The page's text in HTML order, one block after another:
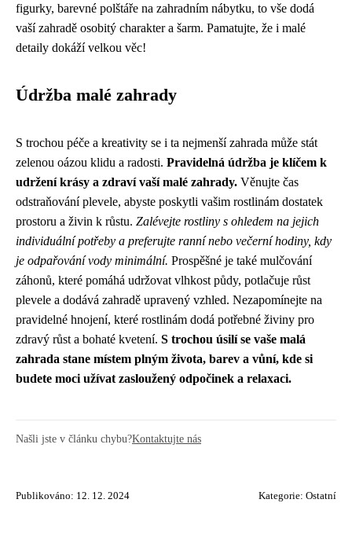
figurky, barevné polštáře na zahradním nábytku, to vše dodá
vaší zahradě osobitý charakter a šarm. Pamatujte, že i malé
detaily dokáží velkou věc!
Údržba malé zahrady
S trochou péče a kreativity se i ta nejmenší zahrada může stát
zelenou oázou klidu a radosti. Pravidelná údržba je klíčem k
udržení krásy a zdraví vaší malé zahrady. Věnujte čas
odstraňování plevele, abyste poskytli vašim rostlinám dostatek
prostoru a živin k růstu. Zalévejte rostliny s ohledem na jejich
individuální potřeby a preferujte ranní nebo večerní hodiny, kdy
je odpařování vody minimální. Prospěšné je také mulčování
záhonů, které pomáhá udržovat vlhkost půdy, potlačuje růst
plevele a dodává zahradě upravený vzhled. Nezapomínejte na
pravidelné hnojení, které rostlinám dodá potřebné živiny pro
zdravý růst a bohaté kvetení. S trochou úsilí se vaše malá
zahrada stane místem plným života, barev a vůní, kde si
budete moci užívat zasloužený odpočinek a relaxaci.
Našli jste v článku chybu?Kontaktujte nás
Publikováno: 12. 12. 2024 Kategorie: Ostatní